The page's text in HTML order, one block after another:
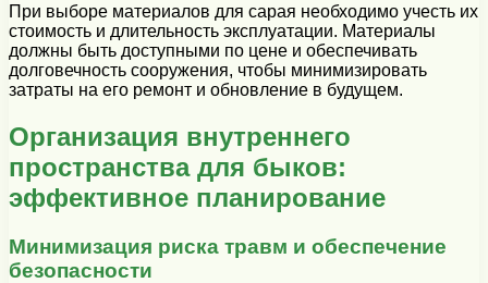
При выборе материалов для сарая необходимо учесть их
стоимость и длительность эксплуатации. Материалы
должны быть доступными по цене и обеспечивать
долговечность сооружения, чтобы минимизировать
затраты на его ремонт и обновление в будущем.
Организация внутреннего
пространства для быков:
эффективное планирование
Минимизация риска травм и обеспечение
безопасности